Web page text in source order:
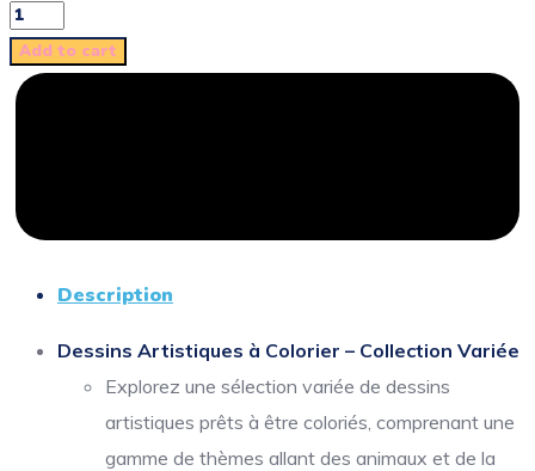
Add to cart
Description
Dessins Artistiques à Colorier – Collection Variée
Explorez une sélection variée de dessins
artistiques prêts à être coloriés, comprenant une
gamme de thèmes allant des animaux et de la